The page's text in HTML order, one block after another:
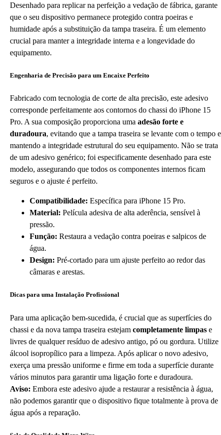
Desenhado para replicar na perfeição a vedação de fábrica, garante
que o seu dispositivo permanece protegido contra poeiras e
humidade após a substituição da tampa traseira. É um elemento
crucial para manter a integridade interna e a longevidade do
equipamento.
Engenharia de Precisão para um Encaixe Perfeito
Fabricado com tecnologia de corte de alta precisão, este adesivo
corresponde perfeitamente aos contornos do chassi do iPhone 15
Pro. A sua composição proporciona uma adesão forte e
duradoura, evitando que a tampa traseira se levante com o tempo e
mantendo a integridade estrutural do seu equipamento. Não se trata
de um adesivo genérico; foi especificamente desenhado para este
modelo, assegurando que todos os componentes internos ficam
seguros e o ajuste é perfeito.
Compatibilidade: Específica para iPhone 15 Pro.
Material: Película adesiva de alta aderência, sensível à
pressão.
Função: Restaura a vedação contra poeiras e salpicos de
água.
Design: Pré-cortado para um ajuste perfeito ao redor das
câmaras e arestas.
Dicas para uma Instalação Profissional
Para uma aplicação bem-sucedida, é crucial que as superfícies do
chassi e da nova tampa traseira estejam completamente limpas e
livres de qualquer resíduo de adesivo antigo, pó ou gordura. Utilize
álcool isopropílico para a limpeza. Após aplicar o novo adesivo,
exerça uma pressão uniforme e firme em toda a superfície durante
vários minutos para garantir uma ligação forte e duradoura.
Aviso: Embora este adesivo ajude a restaurar a resistência à água,
não podemos garantir que o dispositivo fique totalmente à prova de
água após a reparação.